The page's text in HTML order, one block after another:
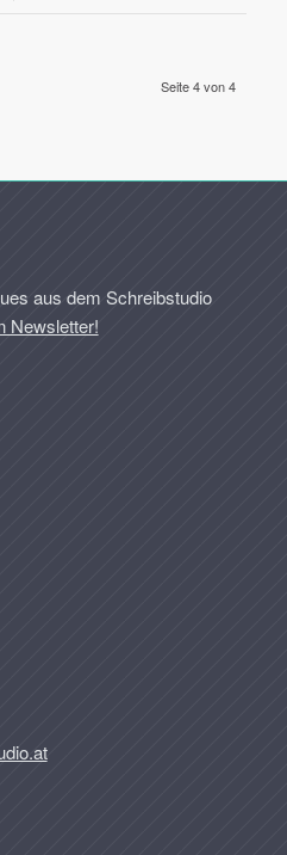
Seite 4 von 4
aus dem Schreibstudio
Newsletter!